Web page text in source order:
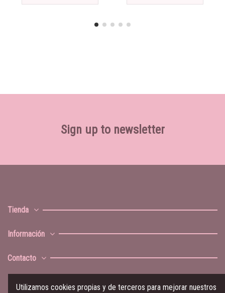
Sign up to newsletter
Tienda
Información
Contacto
Utilizamos cookies propias y de terceros para mejorar nuestros